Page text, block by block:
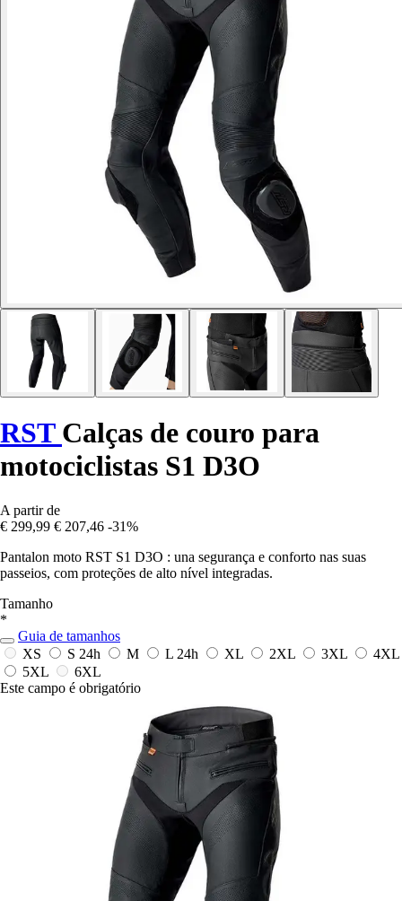
RST Calças de couro para
motociclistas S1 D3O
A partir de
€ 299,99 € 207,46 -31%
Pantalon moto RST S1 D3O : una segurança e conforto nas suas
passeios, com proteções de alto nível integradas.
Tamanho
*
Guia de tamanhos
XS
S 24h M L 24h XL 2XL 3XL
4XL
5XL
6XL
Este campo é obrigatório